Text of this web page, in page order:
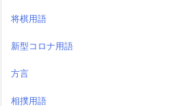
将棋用語
新型コロナ用語
方言
相撲用語